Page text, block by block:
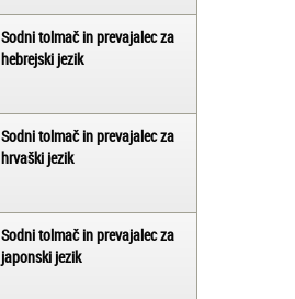
Sodni tolmač in prevajalec za
hebrejski jezik
Sodni tolmač in prevajalec za
hrvaški jezik
Sodni tolmač in prevajalec za
japonski jezik